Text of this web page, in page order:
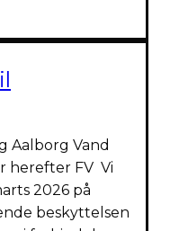
Aal­borg Vand
her­ef­ter FV Vi
2026 på
beskyt­tel­sen